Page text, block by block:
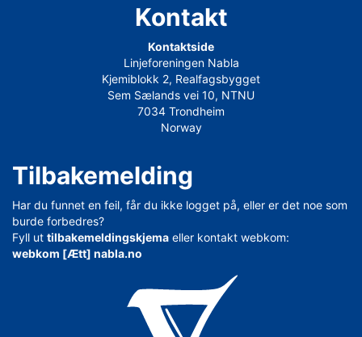
Kontakt
Kontaktside
Linjeforeningen Nabla
Kjemiblokk 2, Realfagsbygget
Sem Sælands vei 10, NTNU
7034 Trondheim
Norway
Tilbakemelding
Har du funnet en feil, får du ikke logget på, eller er det noe som
burde forbedres?
Fyll ut tilbakemeldingskjema eller kontakt webkom:
webkom [Ætt] nabla.no